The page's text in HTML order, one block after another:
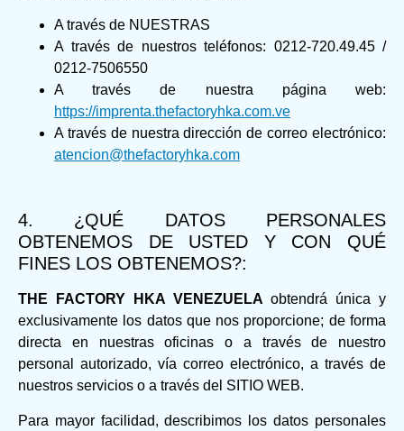
A través de NUESTRAS
A través de nuestros teléfonos: 0212-720.49.45 /
0212-7506550
A través de nuestra página web:
https://imprenta.thefactoryhka.com.ve
A través de nuestra dirección de correo electrónico:
atencion@thefactoryhka.com
4. ¿QUÉ DATOS PERSONALES
OBTENEMOS DE USTED Y CON QUÉ
FINES LOS OBTENEMOS?:
THE FACTORY HKA VENEZUELA obtendrá única y
exclusivamente los datos que nos proporcione; de forma
directa en nuestras oficinas o a través de nuestro
personal autorizado, vía correo electrónico, a través de
nuestros servicios o a través del SITIO WEB.
Para mayor facilidad, describimos los datos personales